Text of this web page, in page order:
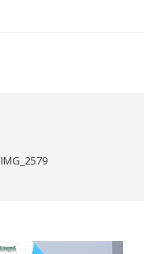
IMG_2579